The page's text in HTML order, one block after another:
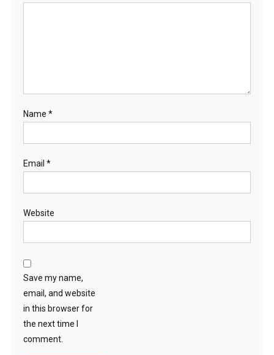
Name *
Email *
Website
Save my name,
email, and website
in this browser for
the next time I
comment.